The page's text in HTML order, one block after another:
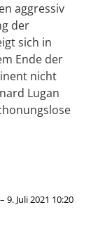
aggressiv
der
sich in
Ende der
nicht
Lugan
9. Juli 2021 10:20